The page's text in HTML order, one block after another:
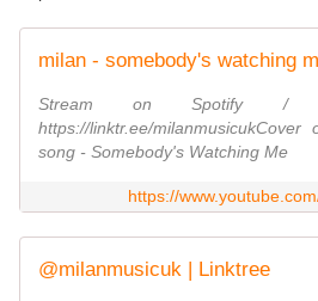
milan - somebody's watching
Stream on Spotify /
https://linktr.ee/
song - Somebody's Watching Me
https://
@milanmusicuk | Linktree